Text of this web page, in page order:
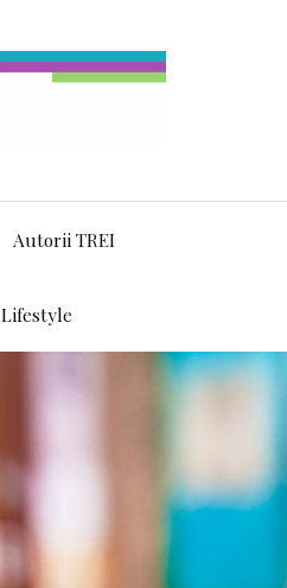
Autorii TREI
Lifestyle